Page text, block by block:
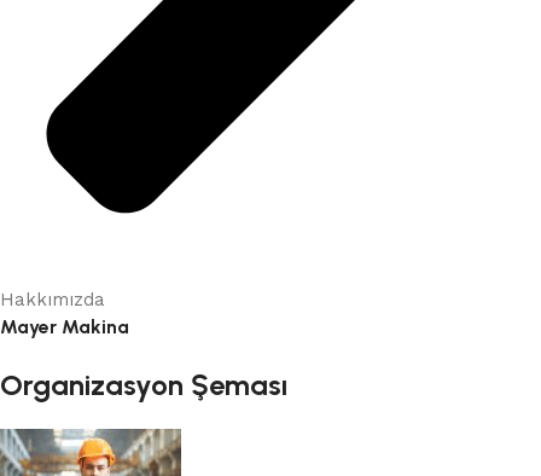
Hakkımızda
Mayer Makina
Organizasyon Şeması